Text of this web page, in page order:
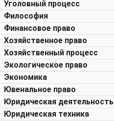
Уголовный процесс
Философия
Финансовое право
Хозяйственное право
Хозяйственный процесс
Экологическое право
Экономика
Ювенальное право
Юридическая деятельность
Юридическая техника